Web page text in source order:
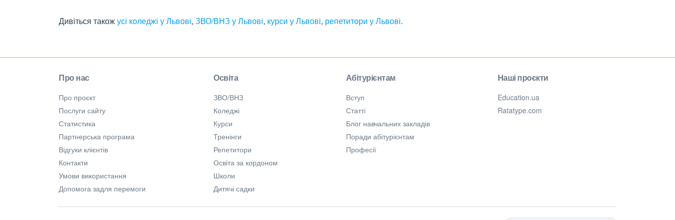
Дивіться такожусі коледжі у Львові, ЗВО/ВНЗ у Львові, курси у Львові, репетитори у Львові.
Про нас
Про проєкт
Послуги сайту
Статистика
Партнерська програма
Відгуки клієнтів
Контакти
Умови використання
Допомога задля перемоги
Освіта
ЗВО/ВНЗ
Коледжі
Курси
Тренінги
Репетитори
Освіта за кордоном
Школи
Дитячі садки
Абітурієнтам
Вступ
Статті
Блог навчальних закладів
Поради абітурієнтам
Професії
Наші проєкти
Education.ua
Ratatype.com